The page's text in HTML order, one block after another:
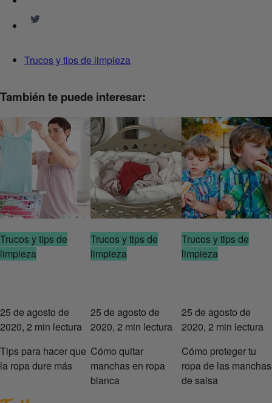
Trucos y tips de limpieza
También te puede interesar:
Trucos y tips de
limpieza
25 de agosto de
2020, 2 min lectura
Tips para hacer que
la ropa dure más
Trucos y tips de
limpieza
25 de agosto de
2020, 2 min lectura
Cómo quitar
manchas en ropa
blanca
Trucos y tips de
limpieza
25 de agosto de
2020, 2 min lectura
Cómo proteger tu
ropa de las manchas
de salsa